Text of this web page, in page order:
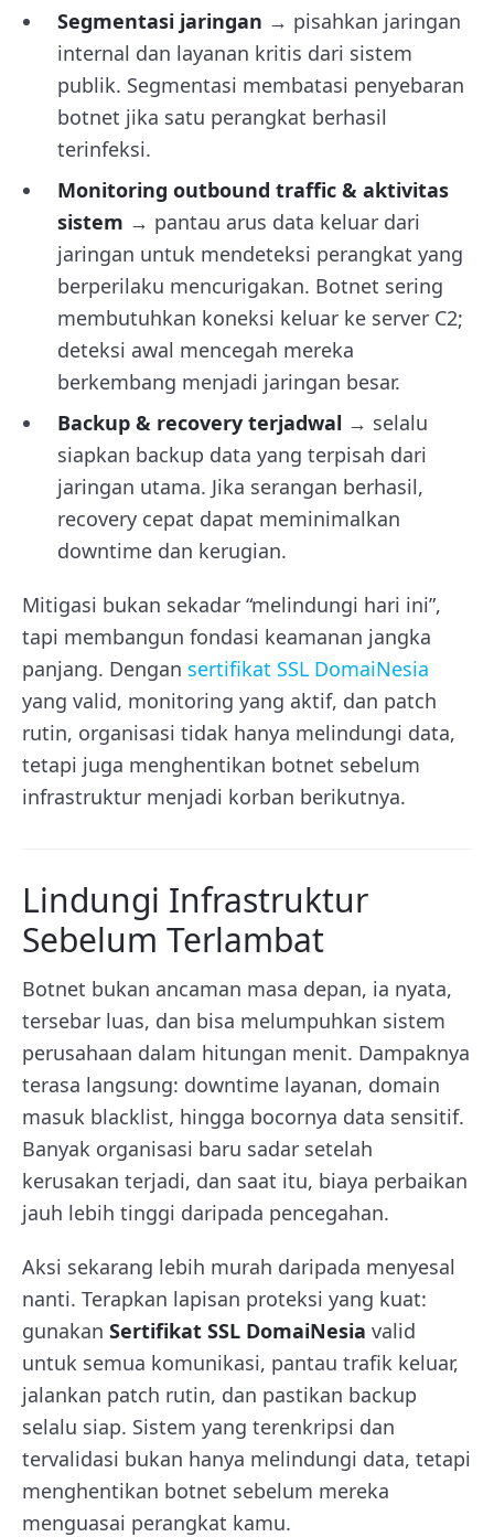
Segmentasi jaringan → pisahkan jaringan
internal dan layanan kritis dari sistem
publik. Segmentasi membatasi penyebaran
botnet jika satu perangkat berhasil
terinfeksi.
Monitoring outbound traffic & aktivitas
sistem → pantau arus data keluar dari
jaringan untuk mendeteksi perangkat yang
berperilaku mencurigakan. Botnet sering
membutuhkan koneksi keluar ke server C2;
deteksi awal mencegah mereka
berkembang menjadi jaringan besar.
Backup & recovery terjadwal → selalu
siapkan backup data yang terpisah dari
jaringan utama. Jika serangan berhasil,
recovery cepat dapat meminimalkan
downtime dan kerugian.
Mitigasi bukan sekadar “melindungi hari ini”,
tapi membangun fondasi keamanan jangka
panjang. Dengan sertifikat SSL DomaiNesia
yang valid, monitoring yang aktif, dan patch
rutin, organisasi tidak hanya melindungi data,
tetapi juga menghentikan botnet sebelum
infrastruktur menjadi korban berikutnya.
Lindungi Infrastruktur
Sebelum Terlambat
Botnet bukan ancaman masa depan, ia nyata,
tersebar luas, dan bisa melumpuhkan sistem
perusahaan dalam hitungan menit. Dampaknya
terasa langsung: downtime layanan, domain
masuk blacklist, hingga bocornya data sensitif.
Banyak organisasi baru sadar setelah
kerusakan terjadi, dan saat itu, biaya perbaikan
jauh lebih tinggi daripada pencegahan.
Aksi sekarang lebih murah daripada menyesal
nanti. Terapkan lapisan proteksi yang kuat:
gunakan Sertifikat SSL DomaiNesia valid
untuk semua komunikasi, pantau trafik keluar,
jalankan patch rutin, dan pastikan backup
selalu siap. Sistem yang terenkripsi dan
tervalidasi bukan hanya melindungi data, tetapi
menghentikan botnet sebelum mereka
menguasai perangkat kamu.